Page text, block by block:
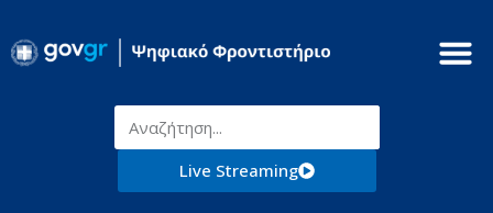
Live Streaming